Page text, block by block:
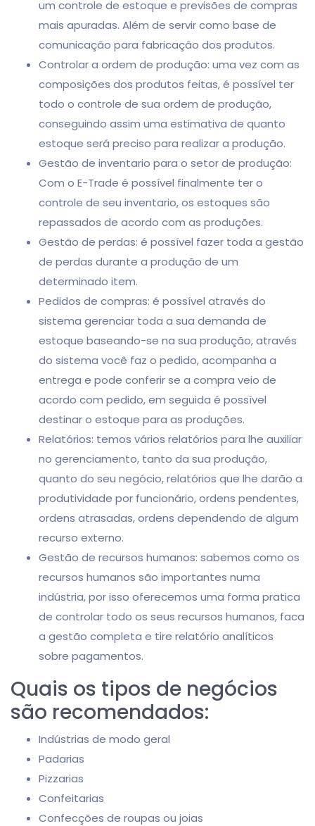
um controle de estoque e previsões de compras
mais apuradas. Além de servir como base de
comunicação para fabricação dos produtos.
Controlar a ordem de produção: uma vez com as
composições dos produtos feitas, é possível ter
todo o controle de sua ordem de produção,
conseguindo assim uma estimativa de quanto
estoque será preciso para realizar a produção.
Gestão de inventario para o setor de produção:
Com o E-Trade é possível finalmente ter o
controle de seu inventario, os estoques são
repassados de acordo com as produções.
Gestão de perdas: é possível fazer toda a gestão
de perdas durante a produção de um
determinado item.
Pedidos de compras: é possível através do
sistema gerenciar toda a sua demanda de
estoque baseando-se na sua produção, através
do sistema você faz o pedido, acompanha a
entrega e pode conferir se a compra veio de
acordo com pedido, em seguida é possível
destinar o estoque para as produções.
Relatórios: temos vários relatórios para lhe auxiliar
no gerenciamento, tanto da sua produção,
quanto do seu negócio, relatórios que lhe darão a
produtividade por funcionário, ordens pendentes,
ordens atrasadas, ordens dependendo de algum
recurso externo.
Gestão de recursos humanos: sabemos como os
recursos humanos são importantes numa
indústria, por isso oferecemos uma forma pratica
de controlar todo os seus recursos humanos, faca
a gestão completa e tire relatório analíticos
sobre pagamentos.
Quais os tipos de negócios
são recomendados:
Indústrias de modo geral
Padarias
Pizzarias
Confeitarias
Confecções de roupas ou joias